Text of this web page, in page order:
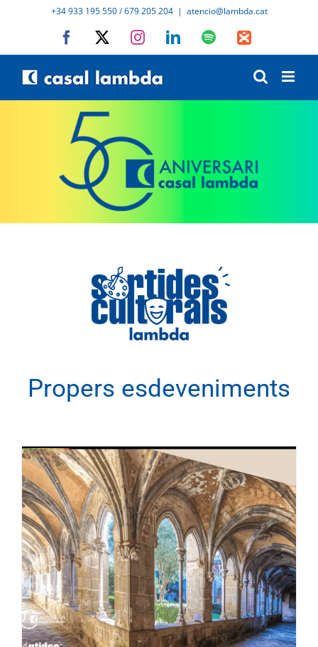
+34 933 195 550 / 679 205 204 | atencio@lambda.cat
Facebook InstagramLinkedInSpotifyIVoox
Propers esdeveniments